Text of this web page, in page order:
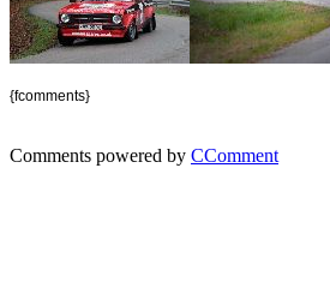
{fcomments}
Comments powered by CComment